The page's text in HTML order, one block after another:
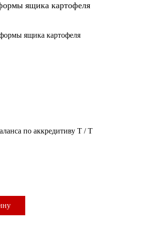
ящика картофеля
ящика картофеля
по аккредитиву T / T